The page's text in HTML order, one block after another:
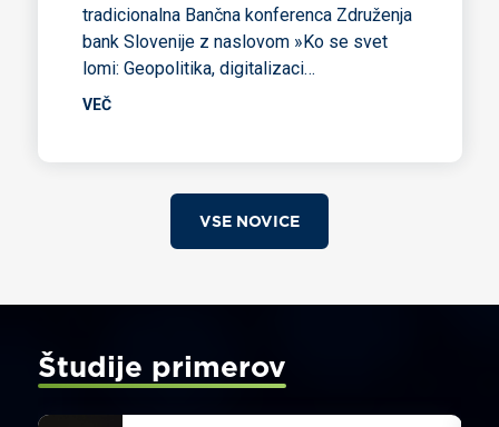
tradicionalna Bančna konferenca Združenja
bank Slovenije z naslovom »Ko se svet
lomi: Geopolitika, digitalizaci…
VEČ
VSE NOVICE
Študije primerov